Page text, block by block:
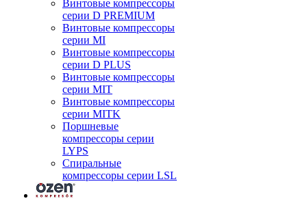
Винтовые компрессоры
серии D PREMIUM
Винтовые компрессоры
серии MI
Винтовые компрессоры
серии D PLUS
Винтовые компрессоры
серии MIT
Винтовые компрессоры
серии MITK
Поршневые
компрессоры серии
LYPS
Спиральные
компрессоры серии LSL